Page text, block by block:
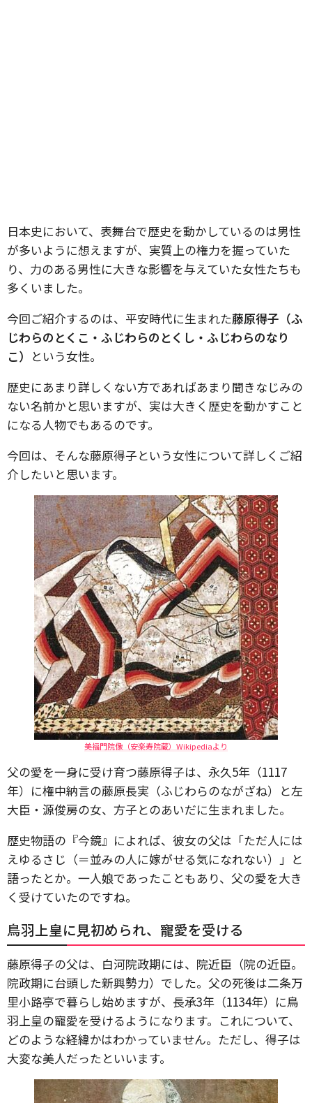
日本史において、表舞台で歴史を動かしているのは男性
が多いように想えますが、実質上の権力を握っていた
り、力のある男性に大きな影響を与えていた女性たちも
多くいました。
今回ご紹介するのは、平安時代に生まれた藤原得子（ふ
じわらのとくこ・ふじわらのとくし・ふじわらのなり
こ） という女性。
歴史にあまり詳しくない方であればあまり聞きなじみの
ない名前かと思いますが、実は大きく歴史を動かすこと
になる人物でもあるのです。
今回は、そんな藤原得子という女性について詳しくご紹
介したいと思います。
美福門院像（安楽寿院蔵）Wikipediaより
父の愛を一身に受け育つ藤原得子は、永久5年（1117
年）に権中納言の藤原長実（ふじわらのながざね）と左
大臣・源俊房の女、方子とのあいだに生まれました。
歴史物語の『今鏡』によれば、彼女の父は「ただ人には
えゆるさじ（＝並みの人に嫁がせる気になれない）」と
語ったとか。一人娘であったこともあり、父の愛を大き
く受けていたのですね。
鳥羽上皇に見初められ、寵愛を受ける
藤原得子の父は、白河院政期には、院近臣（院の近臣。
院政期に台頭した新興勢力）でした。父の死後は二条万
里小路亭で暮らし始めますが、長承3年（1134年）に鳥
羽上皇の寵愛を受けるようになります。これについて、
どのような経緯かはわかっていません。ただし、得子は
大変な美人だったといいます。